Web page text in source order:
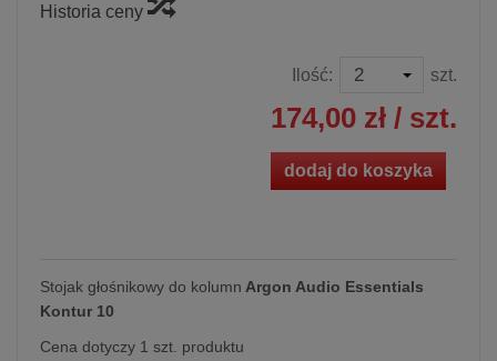
Historia ceny
Ilość: szt.
174,00 zł / szt.
dodaj do koszyka
Stojak głośnikowy do kolumn Argon Audio Essentials
Kontur 10
Cena dotyczy 1 szt. produktu